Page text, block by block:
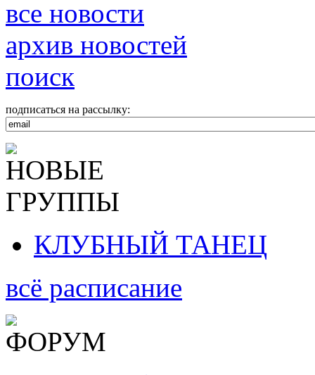
все новости
архив новостей
поиск
подписаться на рассылку:
КЛУБНЫЙ ТАНЕЦ
всё расписание